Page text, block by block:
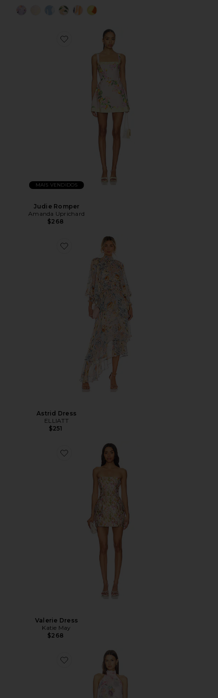
MAIS VENDIDOS
Judie Romper
Amanda Uprichard
$268
Astrid Dress
ELLIATT
$251
Valerie Dress
Katie May
$268